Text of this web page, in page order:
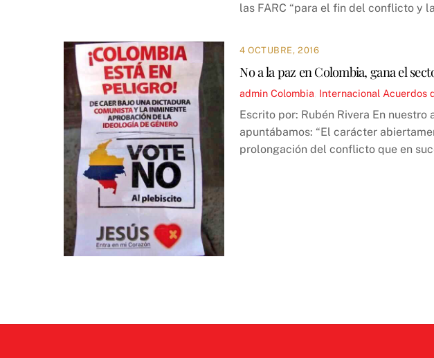
las FARC “para el fin del conflicto y
4 OCTUBRE, 2016
No a la paz en Colombia, gana el
admin Colombia Internacional Acuerdos
Escrito por: Rubén Rivera En
apuntábamos: “El carácter
prolongación del conflicto que en